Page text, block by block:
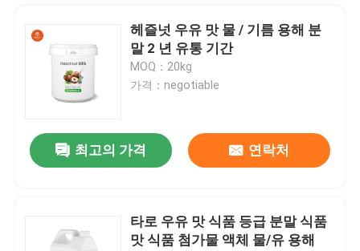
헤즐넛 우유 맛 물 / 기름 용해 분
말 2 년 유통 기간
MOQ：20kg
가격：negotiable
최고의 가격 연락처
타로 우유 맛 식품 등급 분말 식품
맛 식품 첨가물 액체 물/유 용해